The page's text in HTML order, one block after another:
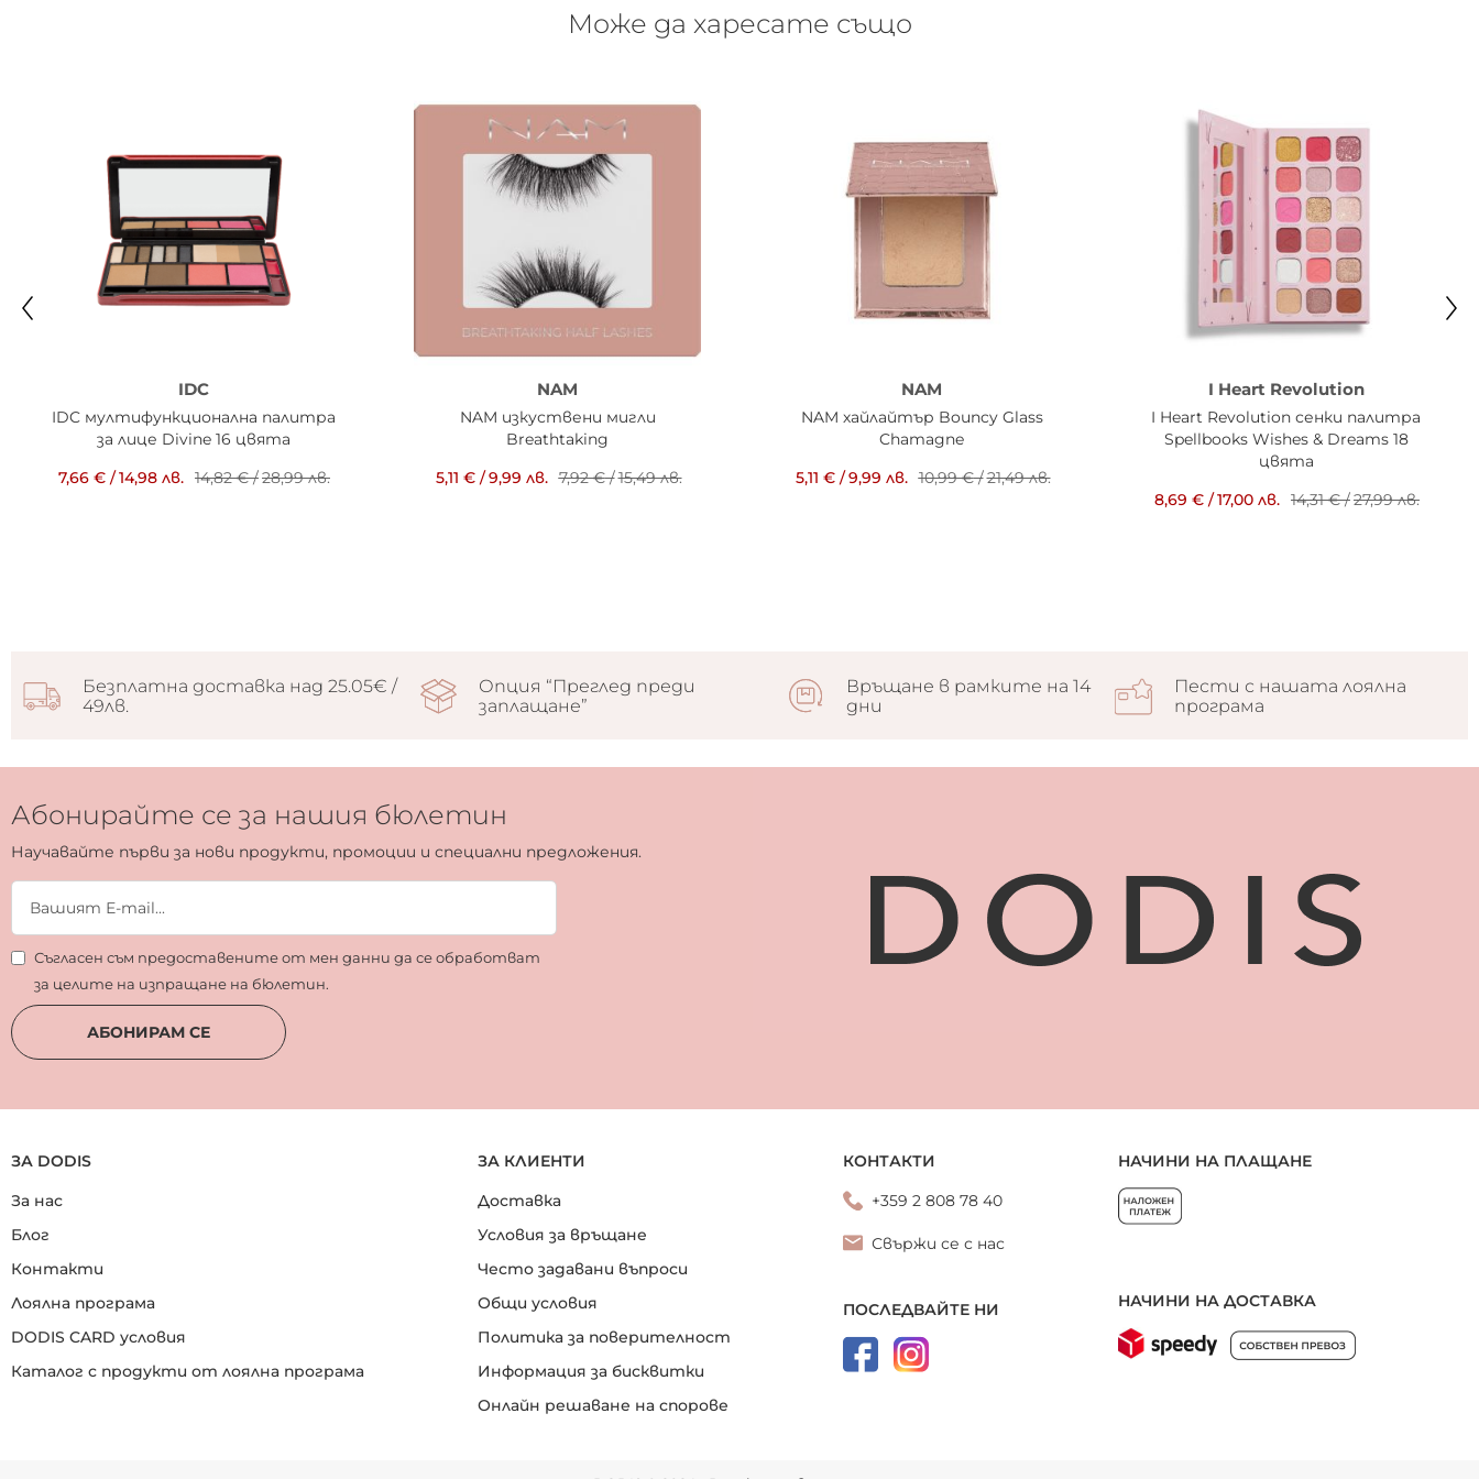
Може да харесате също
IDC
IDC мултифункционална палитра
за лице Divine 16 цвята
7,66 € /14,98 лв. 14,82 €/28,99 лв.
NAM
NAM изкуствени мигли
Breathtaking
5,11 €/9,99 лв. 7,92 €/15,49 лв.
NAM
NAM хайлайтър Bouncy Glass
Chamagne
5,11 €/9,99 лв. 10,99 €/21,49 лв.
I Heart Revolution
I Heart Revolution сенки палитра
Spellbooks Wishes & Dreams 18
цвята
8,69 € /17,00 лв. 14,31 €/27,99 лв.
Безплатна доставка над 25.05€ /
49лв.
Опция “Преглед преди
заплащане”
Връщане в рамките на 14
дни
Пести с нашата лоялна
програма
Абонирайте се за нашия бюлетин
Научавайте първи за нови продукти, промоции и специални предложения.
Съгласен съм предоставените от мен данни да се обработват
за целите на изпращане на бюлетин.
АБОНИРАМ СЕ
ЗА DODIS
За нас
Блог
Контакти
Лоялна програма
DODIS CARD условия
Каталог с продукти от лоялна програма
ЗА КЛИЕНТИ
Доставка
Условия за връщане
Често задавани въпроси
Общи условия
Политика за поверителност
Информация за бисквитки
Онлайн решаване на спорове
КОНТАКТИ
+359 2 808 78 40
Свържи се с нас
ПОСЛЕДВАЙТЕ НИ
НАЧИНИ НА ПЛАЩАНЕ
НАЧИНИ НА ДОСТАВКА